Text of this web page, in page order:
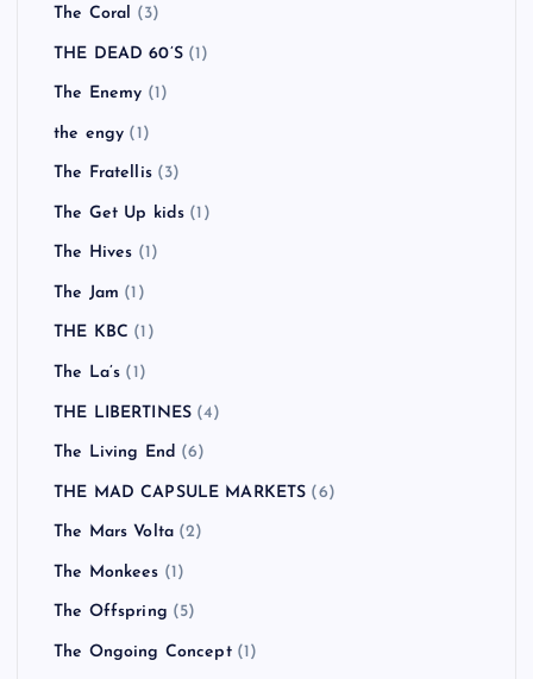
The Coral (3)
THE DEAD 60’S(1)
The Enemy (1)
the engy (1)
The Fratellis(3)
The Get Up kids (1)
The Hives (1)
The Jam (1)
THE KBC (1)
The La’s (1)
THE LIBERTINES (4)
The Living End (6)
THE MAD CAPSULE MARKETS (6)
The Mars Volta (2)
The Monkees (1)
The Offspring (5)
The Ongoing Concept(1)